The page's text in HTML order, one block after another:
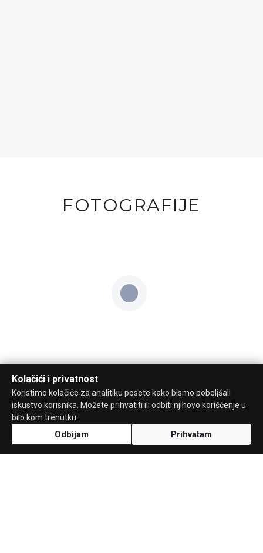
FOTOGRAFIJE
Kolačići i privatnost
Koristimo kolačiće za analitiku posete kako bismo poboljšali
iskustvo korisnika. Možete prihvatiti ili odbiti njihovo korišćenje u
bilo kom trenutku.
Odbijam Prihvatam